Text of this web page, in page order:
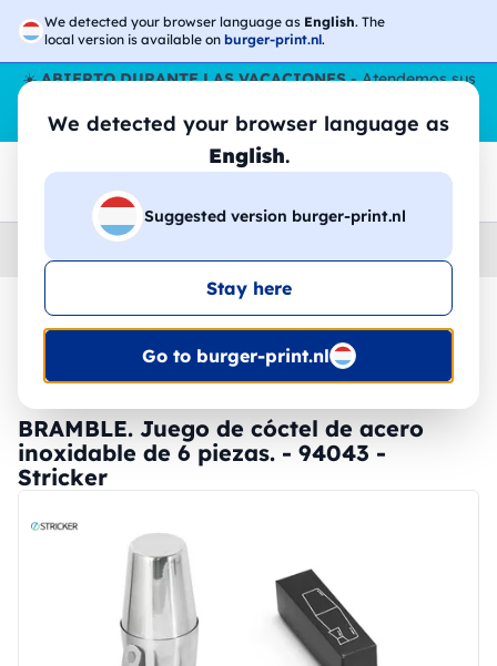
We detected your browser language as English. The
local version is available on burger-print.nl.
We detected your browser language as
English.
Suggested version burger-print.nl
Stay here
Go to burger-print.nl
☀️ABIERTO DURANTE LAS VACACIONES- Atendemos sus
pedidos durante todo el verano, incluso en agosto.
Sin parar
😎🌴
Home
🔥 -30% de impresión DTF
BRAMBLE. Juego de cóctel de acero
inoxidable de 6 piezas. - 94043 -
Stricker